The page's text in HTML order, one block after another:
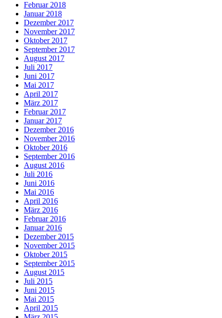
Februar 2018
Januar 2018
Dezember 2017
November 2017
Oktober 2017
September 2017
August 2017
Juli 2017
Juni 2017
Mai 2017
April 2017
März 2017
Februar 2017
Januar 2017
Dezember 2016
November 2016
Oktober 2016
September 2016
August 2016
Juli 2016
Juni 2016
Mai 2016
April 2016
März 2016
Februar 2016
Januar 2016
Dezember 2015
November 2015
Oktober 2015
September 2015
August 2015
Juli 2015
Juni 2015
Mai 2015
April 2015